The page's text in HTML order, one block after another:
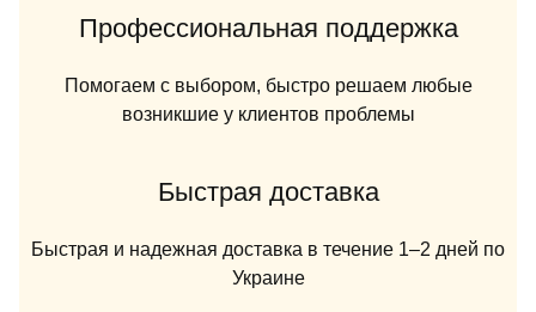
Профессиональная поддержка
Помогаем с выбором, быстро решаем любые
возникшие у клиентов проблемы
Быстрая доставка
Быстрая и надежная доставка в течение 1–2 дней по
Украине